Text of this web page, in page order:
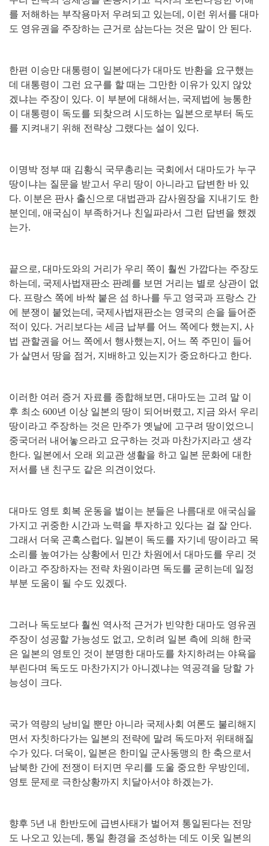
를 저해하는 부작용마저 우려되고 있는데 , 이런 위서를 대마
도 영유권을 주장하는 근거로 삼는다는 것은 말이 안 된다.
한편 이승만 대통령이 일본에다가 대마도 반환을 요구했는
데 대통령이 그런 요구를 할 때는 그만한 이유가 있지 않았
겠냐는 주장이 있다. 이 부분에 대해서는, 국제법에 능통한
이 대통령이 독도를 되찾으려 시도하는 일본으로부터 독도
를 지켜내기 위해 전략상 그랬다는 설이 있다.
이명박 정부 때 김황식 국무총리는 국회에서 대마도가 누구
땅이냐는 질문을 받고서 우리 땅이 아니라고 답변한 바 있
다. 이분은 판사 출신으로 대법관과 감사원장을 지내기도 한
분인데 , 애국심이 부족하거나 친일파라서 그런 답변을 했겠
는가.
끝으로, 대마도와의 거리가 우리 쪽이 훨씬 가깝다는 주장도
하는데 , 국제사법재판소 판례를 보면 거리는 별로 상관이 없
다. 프랑스 쪽에 바싹 붙은 섬 하나를 두고 영국과 프랑스 간
에 분쟁이 붙었는데 , 국제사법재판소는 영국의 손을 들어준
적이 있다. 거리보다는 세금 납부를 어느 쪽에다 했는지 , 사
법 관할권을 어느 쪽에서 행사했는지 , 어느 쪽 주민이 들어
가 살면서 땅을 점거 , 지배하고 있는지가 중요하다고 한다.
이러한 여러 증거 자료를 종합해보면 , 대마도는 고려 말 이
후 최소 600년 이상 일본의 땅이 되어버렸고, 지금 와서 우리
땅이라고 주장하는 것은 만주가 옛날에 고구려 땅이었으니
중국더러 내어놓으라고 요구하는 것과 마찬가지라고 생각
한다. 일본에서 오래 외교관 생활을 하고 일본 문화에 대한
저서를 낸 친구도 같은 의견이었다.
대마도 영토 회복 운동을 벌이는 분들은 나름대로 애국심을
가지고 귀중한 시간과 노력을 투자하고 있다는 걸 잘 안다.
그래서 더욱 곤혹스럽다. 일본이 독도를 자기네 땅이라고 목
소리를 높여가는 상황에서 민간 차원에서 대마도를 우리 것
이라고 주장하자는 전략 차원이라면 독도를 굳히는데 일정
부분 도움이 될 수도 있겠다.
그러나 독도보다 훨씬 역사적 근거가 빈약한 대마도 영유권
주장이 성공할 가능성도 없고, 오히려 일본 측에 의해 한국
은 일본의 영토인 것이 분명한 대마도를 차지하려는 야욕을
부린다며 독도도 마찬가지가 아니겠냐는 역공격을 당할 가
능성이 크다.
국가 역량의 낭비일 뿐만 아니라 국제사회 여론도 불리해지
면서 자칫하다가는 일본의 전략에 말려 독도마저 위태해질
수가 있다. 더욱이 , 일본은 한미일 군사동맹의 한 축으로서
남북한 간에 전쟁이 터지면 우리를 도울 중요한 우방인데 ,
영토 문제로 극한상황까지 치달아서야 하겠는가.
향후 5년 내 한반도에 급변사태가 벌어져 통일된다는 전망
도 나오고 있는데 , 통일 환경을 조성하는 데도 이웃 일본의